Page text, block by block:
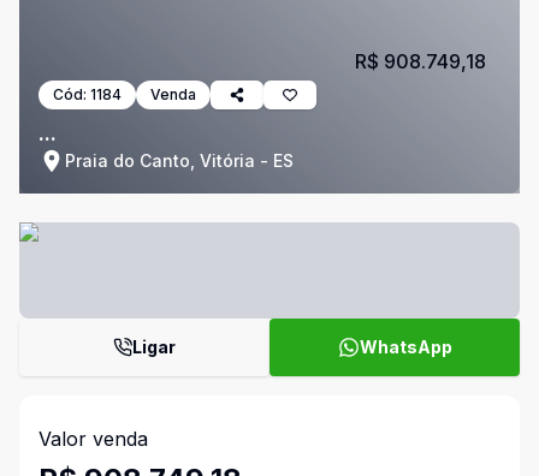
Cód: 1184 Venda
...
Praia do Canto, Vitória - ES
R$ 908.749,18
Ligar WhatsApp
Valor venda